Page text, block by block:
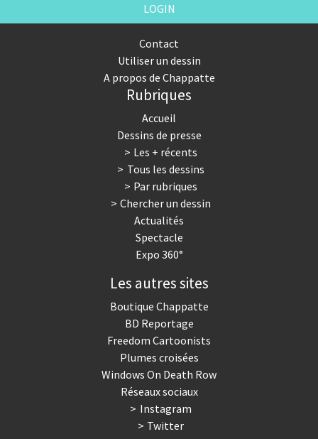
LOGIN
Contact
Utiliser un dessin
A propos de Chappatte
Rubriques
Accueil
Dessins de presse
Les + récents
Tous les dessins
Par rubriques
Chercher un dessin
Actualités
Spectacle
Expo 360°
Les autres sites
Boutique Chappatte
BD Reportage
Freedom Cartoonists
Plumes croisées
Windows On Death Row
Réseaux sociaux
Instagram
Twitter